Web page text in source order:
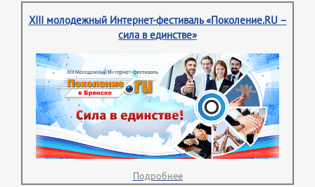
XIII молодежный Интернет-фестиваль «Поколение.RU –
сила в единстве»
Подробнее